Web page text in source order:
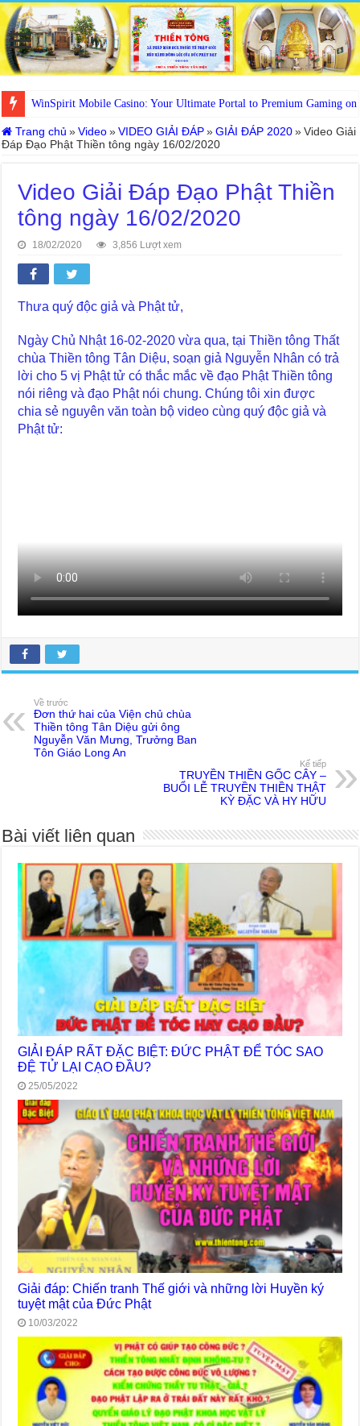
WinSpirit Mobile Casino: Your Ultimate Portal to Premium Gaming on
Trang chủ » Video » VIDEO GIẢI ĐÁP » GIẢI ĐÁP 2020 » Video Giải
Đáp Đạo Phật Thiền tông ngày 16/02/2020
Video Giải Đáp Đạo Phật Thiền
tông ngày 16/02/2020
18/02/2020 3,856 Lượt xem
Thưa quý độc giả và Phật tử,
Ngày Chủ Nhật 16-02-2020 vừa qua, tại Thiền tông Thất
chùa Thiền tông Tân Diệu, soạn giả Nguyễn Nhân có trả
lời cho 5 vị Phật tử có thắc mắc về đạo Phật Thiền tông
nói riêng và đạo Phật nói chung. Chúng tôi xin được
chia sẻ nguyên văn toàn bộ video cùng quý độc giả và
Phật tử:
Về trước
Đơn thứ hai của Viện chủ chùa
Thiền tông Tân Diệu gửi ông
Nguyễn Văn Mưng, Trưởng Ban
Tôn Giáo Long An
Kế tiếp
TRUYỀN THIỀN GỐC CÂY –
BUỔI LỄ TRUYỀN THIỀN THẬT
KỲ ĐẶC VÀ HY HỮU
Bài viết liên quan
GIẢI ĐÁP RẤT ĐẶC BIỆT: ĐỨC PHẬT ĐỂ TÓC SAO
ĐỆ TỬ LẠI CẠO ĐẦU?
25/05/2022
Giải đáp: Chiến tranh Thế giới và những lời Huyền ký
tuyệt mật của Đức Phật
10/03/2022